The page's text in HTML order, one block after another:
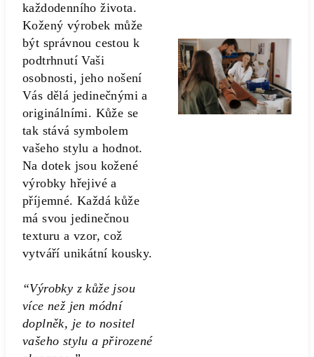
každodenního života.
Kožený výrobek může
být správnou cestou k
podtrhnutí Vaši
osobnosti, jeho nošení
Vás dělá jedinečnými a
originálními. Kůže se
tak stává symbolem
vašeho stylu a hodnot.
Na dotek jsou kožené
výrobky hřejivé a
příjemné. Každá kůže
má svou jedinečnou
texturu a vzor, což
vytváří unikátní kousky.
“Výrobky z kůže jsou
více než jen módní
doplněk, je to nositel
vašeho stylu a přirozené